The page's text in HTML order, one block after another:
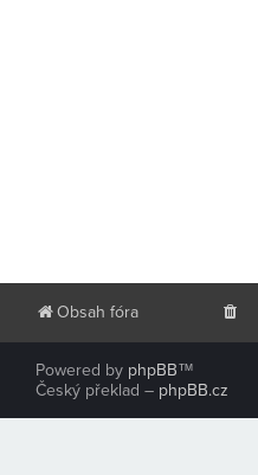
Obsah fóra
Powered by phpBB™
Český překlad – phpBB.cz